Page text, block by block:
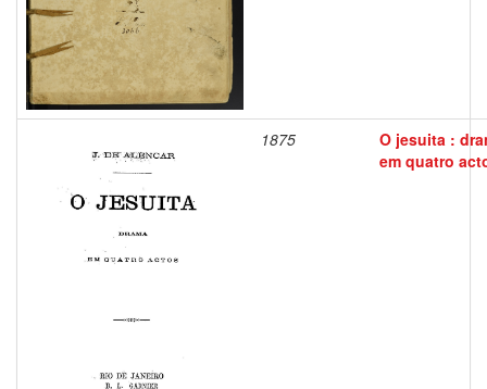
1875
O jesuita :
em quatro